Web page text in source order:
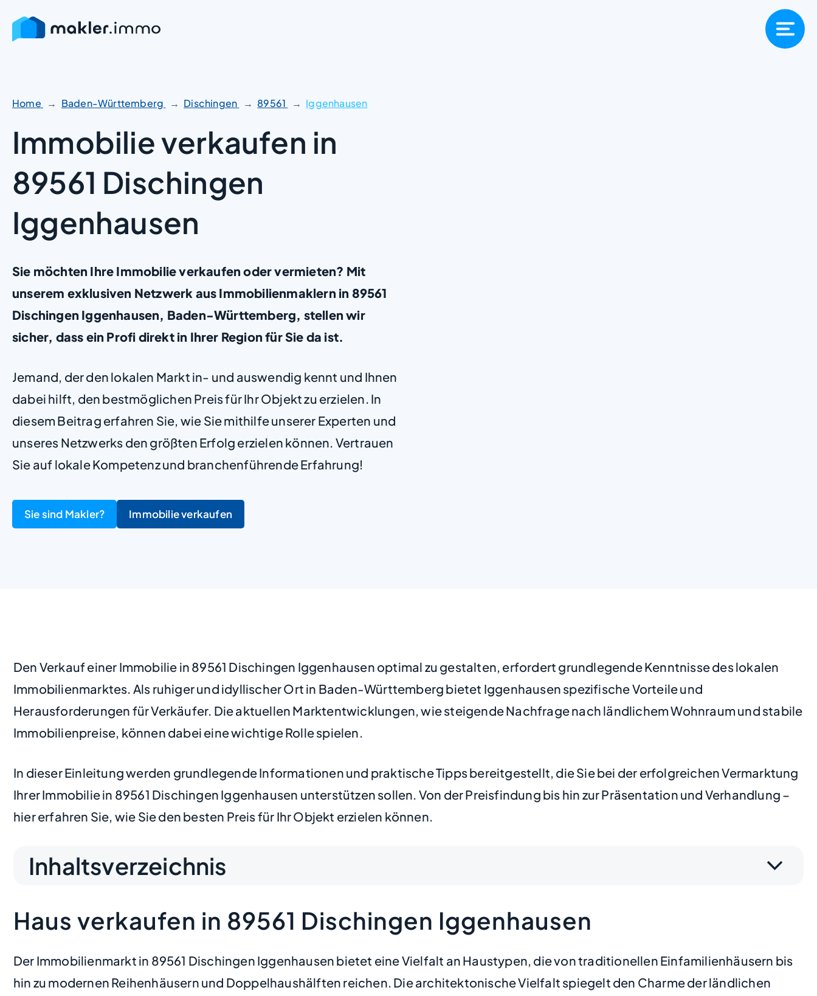
Home Baden-Württemberg Dischingen 89561 Iggenhausen
Immobilie verkaufen in
89561 Dischingen
Iggenhausen
Sie möchten Ihre Immobilie verkaufen oder vermieten? Mit
unserem exklusiven Netzwerk aus Immobilienmaklern in 89561
Dischingen Iggenhausen, Baden-Württemberg, stellen wir
sicher, dass ein Profi direkt in Ihrer Region für Sie da ist.
Jemand, der den lokalen Markt in- und auswendig kennt und Ihnen
dabei hilft, den bestmöglichen Preis für Ihr Objekt zu erzielen. In
diesem Beitrag erfahren Sie, wie Sie mithilfe unserer Experten und
unseres Netzwerks den größten Erfolg erzielen können. Vertrauen
Sie auf lokale Kompetenz und branchenführende Erfahrung!
Sie sind Makler? Immobilie verkaufen
Den Verkauf einer Immobilie in 89561 Dischingen Iggenhausen optimal zu gestalten, erfordert grundlegende Kenntnisse des lokalen
Immobilienmarktes. Als ruhiger und idyllischer Ort in Baden-Württemberg bietet Iggenhausen spezifische Vorteile und
Herausforderungen für Verkäufer. Die aktuellen Marktentwicklungen, wie steigende Nachfrage nach ländlichem Wohnraum und stabile
Immobilienpreise, können dabei eine wichtige Rolle spielen.
In dieser Einleitung werden grundlegende Informationen und praktische Tipps bereitgestellt, die Sie bei der erfolgreichen Vermarktung
Ihrer Immobilie in 89561 Dischingen Iggenhausen unterstützen sollen. Von der Preisfindung bis hin zur Präsentation und Verhandlung –
hier erfahren Sie, wie Sie den besten Preis für Ihr Objekt erzielen können.
Inhaltsverzeichnis
Haus verkaufen in 89561 Dischingen Iggenhausen
Der Immobilienmarkt in 89561 Dischingen Iggenhausen bietet eine Vielfalt an Haustypen, die von traditionellen Einfamilienhäusern bis
hin zu modernen Reihenhäusern und Doppelhaushälften reichen. Die architektonische Vielfalt spiegelt den Charme der ländlichen